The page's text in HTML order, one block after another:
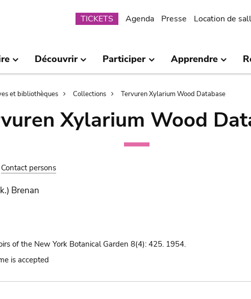
Submenu
TICKETS Agenda Presse Location de
Découvrir Participer Apprendre
et bibliothèques Collections Tervuren Xylarium Wood Database
Xylarium Wood
Contact persons
Brenan
of the New York Botanical Garden 8(4): 425. 1954.
is accepted